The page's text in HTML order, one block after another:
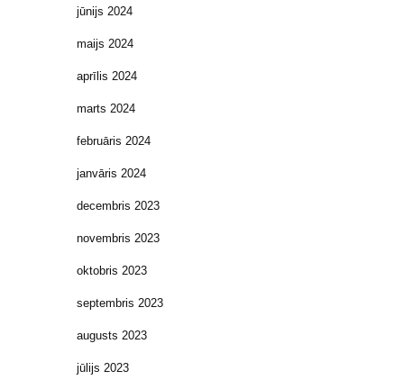
jūnijs 2024
maijs 2024
aprīlis 2024
marts 2024
februāris 2024
janvāris 2024
decembris 2023
novembris 2023
oktobris 2023
septembris 2023
augusts 2023
jūlijs 2023